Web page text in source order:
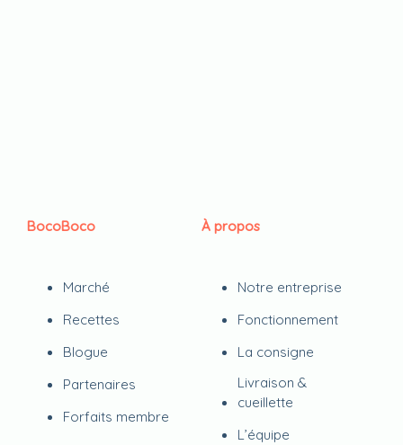
BocoBoco
Marché
Recettes
Blogue
Partenaires
Forfaits membre
À propos
Notre entreprise
Fonctionnement
La consigne
Livraison &
cueillette
L’équipe